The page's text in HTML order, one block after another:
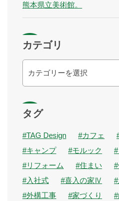
熊本県立美術館。
カテゴリ
リ
タグ
TAG Design カフェ
キャンプ
モルック
リフォーム
住まい
入社式
喜入の家Ⅳ
外構工事
家づくり